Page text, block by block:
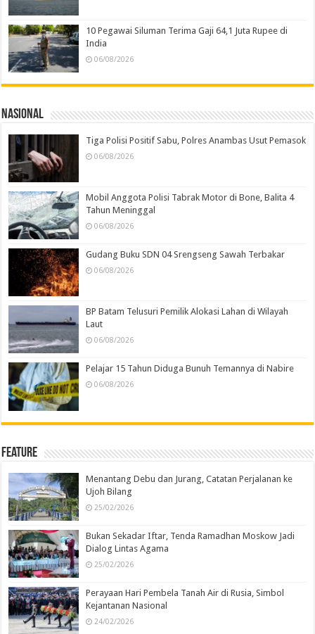
10 Pegawai Siluman Terima Gaji 64,1 Juta Rupee di
India
06/08/2026
Nasional
Tiga Polisi Positif Sabu, Polres Anambas Usut Pemasok
06/08/2026
Mobil Anggota Polisi Tabrak Motor di Bone, Balita 4
Tahun Meninggal
06/08/2026
Gudang Buku SDN 04 Srengseng Sawah Terbakar
06/08/2026
BP Batam Telusuri Pemilik Alokasi Lahan di Wilayah
Laut
06/08/2026
Pelajar 15 Tahun Diduga Bunuh Temannya di Nabire
06/08/2026
Feature
Menantang Debu dan Jurang, Catatan Perjalanan ke
Ujoh Bilang
25/02/2026
Bukan Sekadar Iftar, Tenda Ramadhan Moskow Jadi
Dialog Lintas Agama
25/02/2026
Perayaan Hari Pembela Tanah Air di Rusia, Simbol
Kejantanan Nasional
24/02/2026